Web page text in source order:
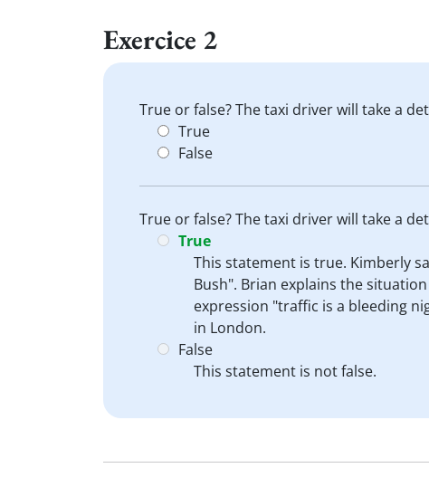
Exercice 2
True or false? The taxi driver will take a
True
False
True or false? The taxi driver will take a
True
This statement is true. Kimberly
Bush". Brian explains the
expression "traffic is a bleeding
in London.
False
This statement is not false.